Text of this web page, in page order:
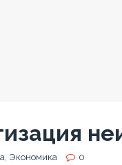
Экономика 0